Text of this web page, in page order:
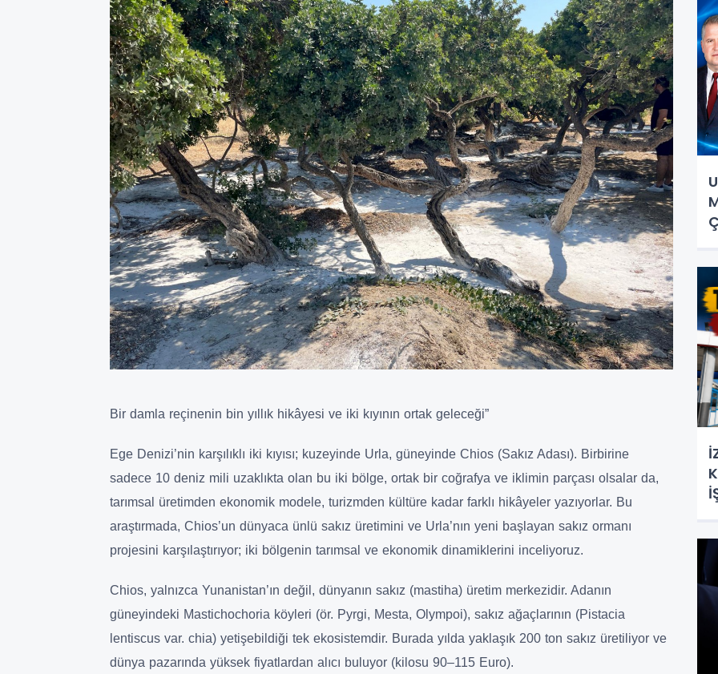
Bir damla reçinenin bin yıllık hikâyesi ve iki kıyının ortak geleceği”
Ege Denizi’nin karşılıklı iki kıyısı; kuzeyinde Urla, güneyinde Chios (Sakız Adası). Birbirine
sadece 10 deniz mili uzaklıkta olan bu iki bölge, ortak bir coğrafya ve iklimin parçası olsalar da,
tarımsal üretimden ekonomik modele, turizmden kültüre kadar farklı hikâyeler yazıyorlar. Bu
araştırmada, Chios’un dünyaca ünlü sakız üretimini ve Urla’nın yeni başlayan sakız ormanı
projesini karşılaştırıyor; iki bölgenin tarımsal ve ekonomik dinamiklerini inceliyoruz.
Chios, yalnızca Yunanistan’ın değil, dünyanın sakız (mastiha) üretim merkezidir. Adanın
güneyindeki Mastichochoria köyleri (ör. Pyrgi, Mesta, Olympoi), sakız ağaçlarının (Pistacia
lentiscus var. chia) yetişebildiği tek ekosistemdir. Burada yılda yaklaşık 200 ton sakız üretiliyor ve
dünya pazarında yüksek fiyatlardan alıcı buluyor (kilosu 90–115 Euro).